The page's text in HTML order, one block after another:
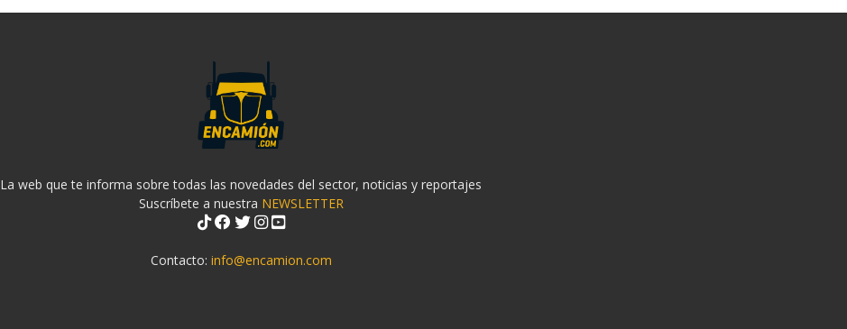
La web que te informa sobre todas las novedades del sector, noticias y reportajes
Suscríbete a nuestra NEWSLETTER
Contacto: info@encamion.com